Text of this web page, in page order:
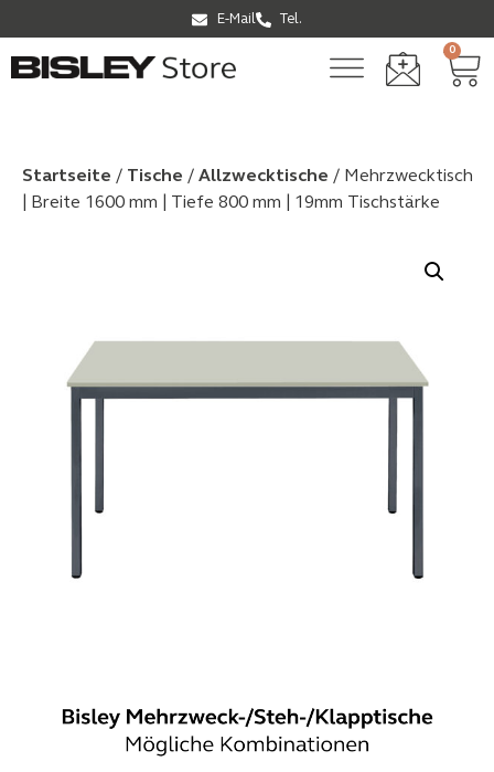
E-Mail Tel.
0
Startseite / Tische / Allzwecktische / Mehrzwecktisch
| Breite 1600 mm | Tiefe 800 mm | 19mm Tischstärke